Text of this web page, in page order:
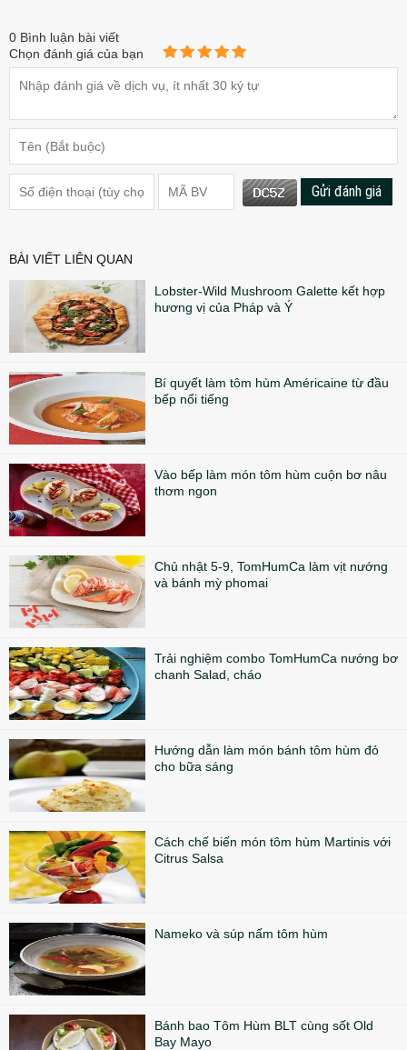
0 Bình luận bài viết
Chọn đánh giá của bạn
Gửi đánh giá
BÀI VIẾT LIÊN QUAN
Lobster-Wild Mushroom Galette kết hợp
hương vị của Pháp và Ý
Bí quyết làm tôm hùm Américaine từ đầu
bếp nổi tiếng
Vào bếp làm món tôm hùm cuộn bơ nâu
thơm ngon
Chủ nhật 5-9, TomHumCa làm vịt nướng
và bánh mỳ phomai
Trải nghiệm combo TomHumCa nướng bơ
chanh Salad, cháo
Hướng dẫn làm món bánh tôm hùm đỏ
cho bữa sáng
Cách chế biến món tôm hùm Martinis với
Citrus Salsa
Nameko và súp nấm tôm hùm
Bánh bao Tôm Hùm BLT cùng sốt Old
Bay Mayo